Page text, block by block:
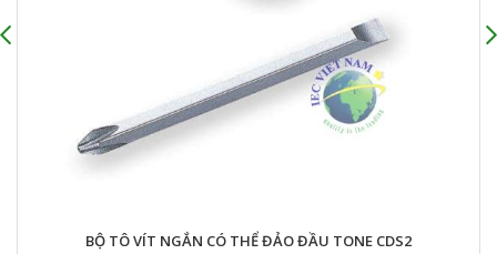
CÓ BỌC TAY CẦM CHỮ T (LOẠI DÀI) TONE